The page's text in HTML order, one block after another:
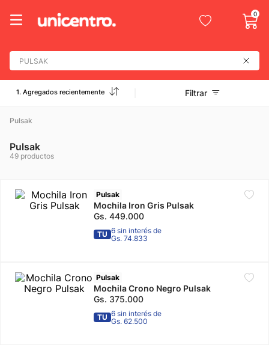
0
Buscá por productos, marcas, colegios y más...
1. Agregados recientemente Filtrar
Pulsak
Pulsak
49 productos
Pulsak
Mochila Iron Gris Pulsak
Gs. 449.000
TU 6 sin interés de
Gs. 74.833
Pulsak
Mochila Crono Negro Pulsak
Gs. 375.000
TU 6 sin interés de
Gs. 62.500